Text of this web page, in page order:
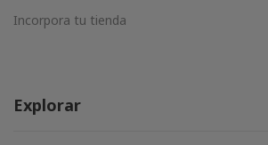
Incorpora tu tienda
Explorar